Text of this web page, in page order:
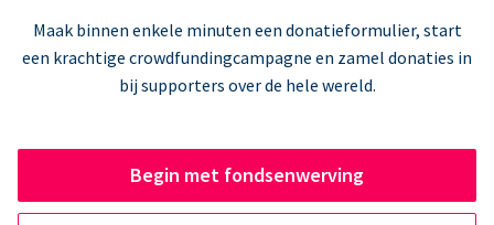
Maak binnen enkele minuten een donatieformulier, start
een krachtige crowdfundingcampagne en zamel donaties in
bij supporters over de hele wereld.
Begin met fondsenwerving